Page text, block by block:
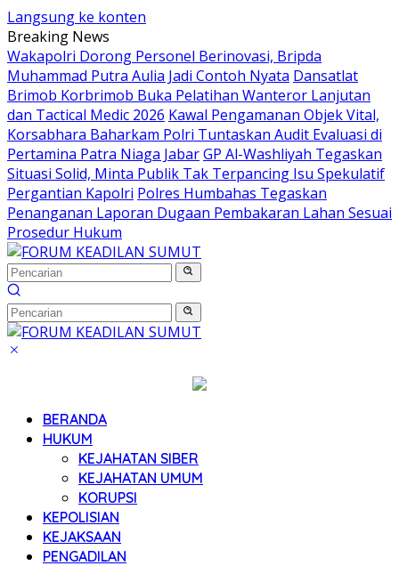
Langsung ke konten
Breaking News
Wakapolri Dorong Personel Berinovasi, Bripda
Muhammad Putra Aulia Jadi Contoh Nyata Dansatlat
Brimob Korbrimob Buka Pelatihan Wanteror Lanjutan
dan Tactical Medic 2026 Kawal Pengamanan Objek Vital,
Korsabhara Baharkam Polri Tuntaskan Audit Evaluasi di
Pertamina Patra Niaga JabarGP Al-Washliyah Tegaskan
Situasi Solid, Minta Publik Tak Terpancing Isu Spekulatif
Pergantian Kapolri Polres Humbahas Tegaskan
Penanganan Laporan Dugaan Pembakaran Lahan Sesuai
Prosedur Hukum
BERANDA
HUKUM
KEJAHATAN SIBER
KEJAHATAN UMUM
KORUPSI
KEPOLISIAN
KEJAKSAAN
PENGADILAN